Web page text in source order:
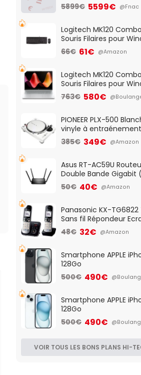
5899€ 5599€ @Fnac
Logitech MK120
Souris Filaires pour
Optique Filaire,
And Play, Confortable,
QWERTY UK - Noir
66€ 61€ @Amazon
Logitech MK120
Souris Filaires pour
Optique Filaire,
And Play, Confortable,
QWERTY UK - Noir
763€ 580€
PIONEER PLX-500
vinyle à
vitesses (33-45-78
pre-ampli intégré et
385€ 349€ @Amazon
Asus RT-AC59U
Double Bande Gigabit
Client VPN, Triple
d'accès et Bridge,
50€ 40€ @Amazon
Panasonic KX-
Sans fil Répondeur
Française]
48€ 32€ @Amazon
Smartphone APPLE
128Go
500€ 490€
Smartphone APPLE
128Go
500€ 490€
VOIR TOUS LES BONS PLANS HI-